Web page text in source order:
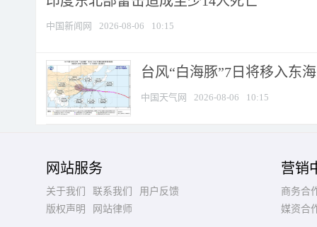
中国新闻网 2026-08-06 10:15
台风“白海豚”7日将移入东
中国天气网 2026-08-06 10:15
网站服务
关于我们 联系我们
用户反馈
版权声明
网站律师
营销
商务合
媒资合